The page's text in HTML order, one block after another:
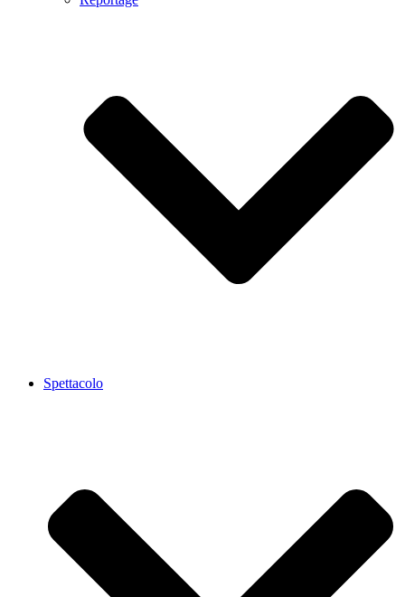
Spettacolo